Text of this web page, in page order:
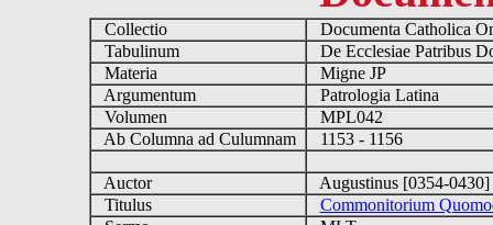
Collectio
Documenta Catholica
Tabulinum
De Ecclesiae Patribus
Materia
Migne JP
Argumentum
Patrologia Latina
Volumen
MPL042
Ab Columna ad Culumnam
1153 - 1156
Auctor
Augustinus [0354-
Titulus
Commonitorium